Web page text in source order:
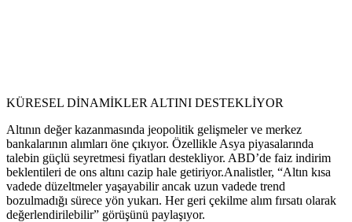
KÜRESEL DİNAMİKLER ALTINI DESTEKLİYOR
Altının değer kazanmasında jeopolitik gelişmeler ve merkez
bankalarının alımları öne çıkıyor. Özellikle Asya piyasalarında
talebin güçlü seyretmesi fiyatları destekliyor. ABD’de faiz indirim
beklentileri de ons altını cazip hale getiriyor.Analistler, “Altın kısa
vadede düzeltmeler yaşayabilir ancak uzun vadede trend
bozulmadığı sürece yön yukarı. Her geri çekilme alım fırsatı olarak
değerlendirilebilir” görüşünü paylaşıyor.